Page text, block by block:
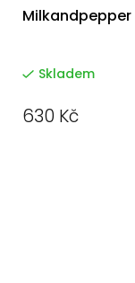
Skladem
630 Kč